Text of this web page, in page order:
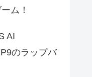
ム！
AI
のラップバ